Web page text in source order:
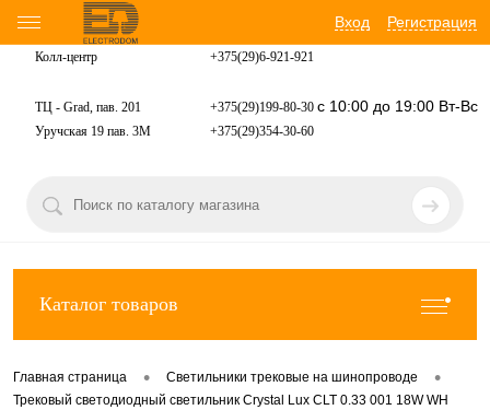
Вход Регистрация
Колл-центр +375(29)6-921-921
ТЦ - Grad, пав. 201 +375(29)199-80-30 с 10:00 до 19:00 Вт-Вс
Уручская 19 пав. 3М +375(29)354-30-60
Каталог товаров
Главная страница • Светильники трековые на шинопроводе •
Трековый светодиодный светильник Crystal Lux CLT 0.33 001 18W WH